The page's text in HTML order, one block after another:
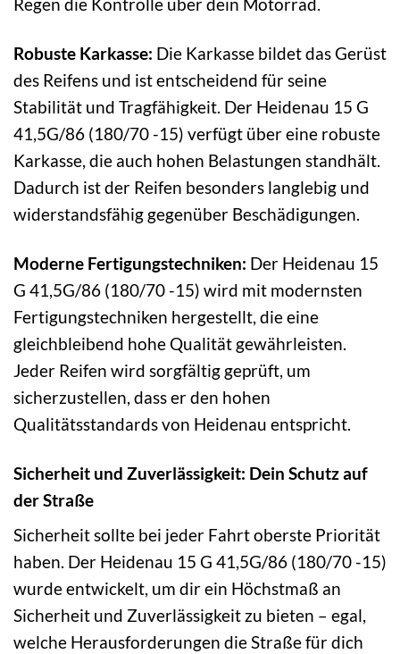
Robuste Karkasse: Die Karkasse bildet das Gerüst
des Reifens und ist entscheidend für seine
Stabilität und Tragfähigkeit. Der Heidenau 15 G
41,5G/86 (180/70 -15) verfügt über eine robuste
Karkasse, die auch hohen Belastungen standhält.
Dadurch ist der Reifen besonders langlebig und
widerstandsfähig gegenüber Beschädigungen.
Moderne Fertigungstechniken: Der Heidenau 15
G 41,5G/86 (180/70 -15) wird mit modernsten
Fertigungstechniken hergestellt, die eine
gleichbleibend hohe Qualität gewährleisten.
Jeder Reifen wird sorgfältig geprüft, um
sicherzustellen, dass er den hohen
Qualitätsstandards von Heidenau entspricht.
Sicherheit und Zuverlässigkeit: Dein Schutz auf
der Straße
Sicherheit sollte bei jeder Fahrt oberste Priorität
haben. Der Heidenau 15 G 41,5G/86 (180/70 -15)
wurde entwickelt, um dir ein Höchstmaß an
Sicherheit und Zuverlässigkeit zu bieten – egal,
welche Herausforderungen die Straße für dich